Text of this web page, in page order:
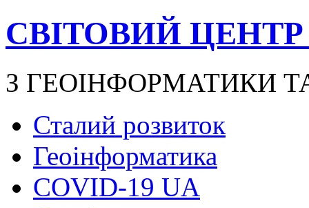
СВІТОВИЙ
З ГЕОІНФОРМАТИКИ
Сталий розвиток
Геоінформатика
COVID-19 UA